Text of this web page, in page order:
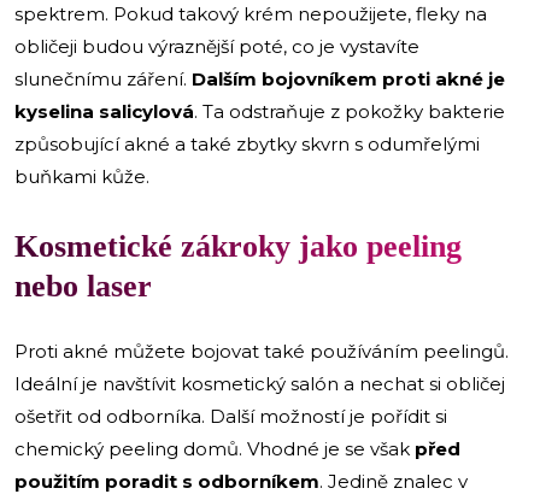
spektrem. Pokud takový krém nepoužijete, fleky na
obličeji budou výraznější poté, co je vystavíte
slunečnímu záření. Dalším bojovníkem proti akné je
kyselina salicylová. Ta odstraňuje z pokožky bakterie
způsobující akné a také zbytky skvrn s odumřelými
buňkami kůže.
Kosmetické zákroky jako peeling
nebo laser
Proti akné můžete bojovat také používáním peelingů.
Ideální je navštívit kosmetický salón a nechat si obličej
ošetřit od odborníka. Další možností je pořídit si
chemický peeling domů. Vhodné je se však před
použitím poradit s odborníkem. Jedině znalec v